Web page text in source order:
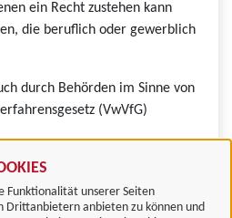
Funktionalität unserer Seiten
Drittanbietern anbieten zu können und
ein Recht zustehen kann
die beruflich oder gewerblich
durch Behörden im Sinne von
(VwVfG)